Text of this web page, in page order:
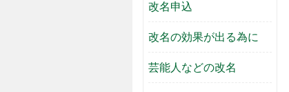
改名申込
改名の効果が出る為に
芸能人などの改名